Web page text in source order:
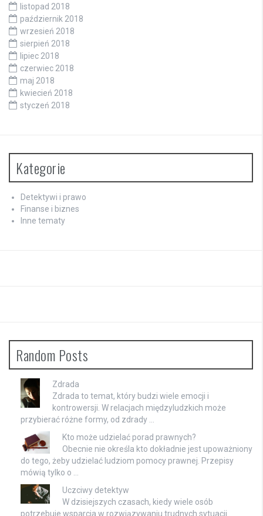
listopad 2018
październik 2018
wrzesień 2018
sierpień 2018
lipiec 2018
czerwiec 2018
maj 2018
kwiecień 2018
styczeń 2018
Kategorie
Detektywi i prawo
Finanse i biznes
Inne tematy
Random Posts
Zdrada
Zdrada to temat, który budzi wiele emocji i
kontrowersji. W relacjach międzyludzkich może
przybierać różne formy, od zdrady …
Kto może udzielać porad prawnych?
Obecnie nie określa kto dokładnie jest upoważniony
do tego, żeby udzielać ludziom pomocy prawnej. Przepisy
mówią tylko o …
Uczciwy detektyw
W dzisiejszych czasach, kiedy wiele osób
potrzebuje wsparcia w rozwiązywaniu trudnych sytuacji